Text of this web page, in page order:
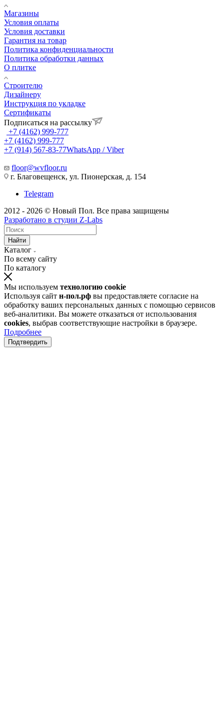
Магазины
Условия оплаты
Условия доставки
Гарантия на товар
Политика конфиденциальности
Политика обработки данных
О плитке
Строителю
Дизайнеру
Инструкция по укладке
Сертификаты
Подписаться на рассылку
+7 (4162) 999-777
+7 (4162) 999-777
+7 (914) 567-83-77WhatsApp / Viber
floor@wvfloor.ru
г. Благовещенск, ул. Пионерская, д. 154
Telegram
2012 - 2026 © Новый Пол. Все права защищены
Разработано в студии Z-Labs
Найти
Каталог
По всему сайту
По каталогу
Мы используем технологию cookie
Используя сайт н-пол.рф вы предоставляете согласие на
обработку ваших персональных данных с помощью сервисов
веб-аналитики. Вы можете отказаться от использования
cookies, выбрав соответствующие настройки в браузере.
Подробнее
Подтвердить